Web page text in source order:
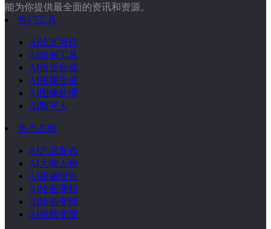
能为你提供最全面的资讯和资源。
热门工具
AI论文写作
AI绘画工具
AI语音合成
AI视频生成
AI图像处理
AI数字人
热点在线
AI产品发布
AI大咖人物
AI权威报告
AI绘画课程
AI绘画变现
AI视频变现